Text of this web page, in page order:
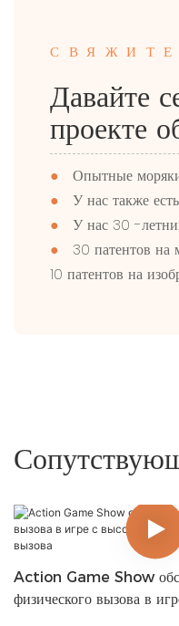
Давайте
проекте
●
Опытные
●
У нас также
●
У нас 30 -
●
30 патентов на
10 патентов на
Action Game Show
физического вызова в